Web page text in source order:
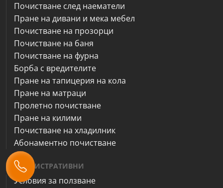
Почистване след наематели
Пране на дивани и мека мебел
Почистване на прозорци
Почистване на баня
Почистване на фурна
Борба с вредителите
Пране на тапицерия на кола
Пране на матраци
Пролетно почистване
Пране на килими
Почистване на хладилник
Абонаментно почистване
АДМИНИСТРАТИВНИ
Условия за ползване